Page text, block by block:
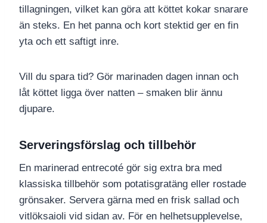
tillagningen, vilket kan göra att köttet kokar snarare
än steks. En het panna och kort stektid ger en fin
yta och ett saftigt inre.
Vill du spara tid? Gör marinaden dagen innan och
låt köttet ligga över natten – smaken blir ännu
djupare.
Serveringsförslag och tillbehör
En marinerad entrecoté gör sig extra bra med
klassiska tillbehör som potatisgratäng eller rostade
grönsaker. Servera gärna med en frisk sallad och
vitlöksaioli vid sidan av. För en helhetsupplevelse,